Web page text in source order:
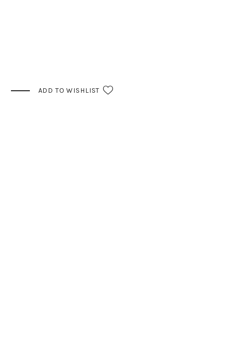
ADD TO WISHLIST